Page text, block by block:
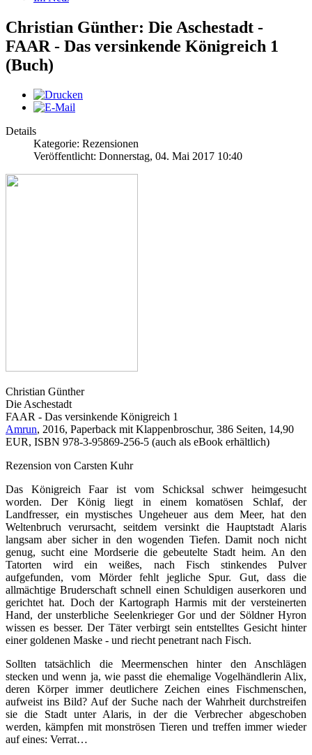
Christian Günther: Die Aschestadt -
FAAR - Das versinkende Königreich 1
(Buch)
Details
Kategorie: Rezensionen
Veröffentlicht: Donnerstag, 04. Mai 2017 10:40
Christian Günther
Die Aschestadt
FAAR - Das versinkende Königreich 1
Amrun, 2016, Paperback mit Klappenbroschur, 386 Seiten, 14,90
EUR, ISBN 978-3-95869-256-5 (auch als eBook erhältlich)
Rezension von Carsten Kuhr
Das Königreich Faar ist vom Schicksal schwer heimgesucht
worden. Der König liegt in einem komatösen Schlaf, der
Landfresser, ein mystisches Ungeheuer aus dem Meer, hat den
Weltenbruch verursacht, seitdem versinkt die Hauptstadt Alaris
langsam aber sicher in den wogenden Tiefen. Damit noch nicht
genug, sucht eine Mordserie die gebeutelte Stadt heim. An den
Tatorten wird ein weißes, nach Fisch stinkendes Pulver
aufgefunden, vom Mörder fehlt jegliche Spur. Gut, dass die
allmächtige Bruderschaft schnell einen Schuldigen auserkoren und
gerichtet hat. Doch der Kartograph Harmis mit der versteinerten
Hand, der unsterbliche Seelenkrieger Gor und der Söldner Hyron
wissen es besser. Der Täter verbirgt sein entstelltes Gesicht hinter
einer goldenen Maske - und riecht penetrant nach Fisch.
Sollten tatsächlich die Meermenschen hinter den Anschlägen
stecken und wenn ja, wie passt die ehemalige Vogelhändlerin Alix,
deren Körper immer deutlichere Zeichen eines Fischmenschen,
aufweist ins Bild? Auf der Suche nach der Wahrheit durchstreifen
sie die Stadt unter Alaris, in der die Verbrecher abgeschoben
werden, kämpfen mit monströsen Tieren und treffen immer wieder
auf eines: Verrat…